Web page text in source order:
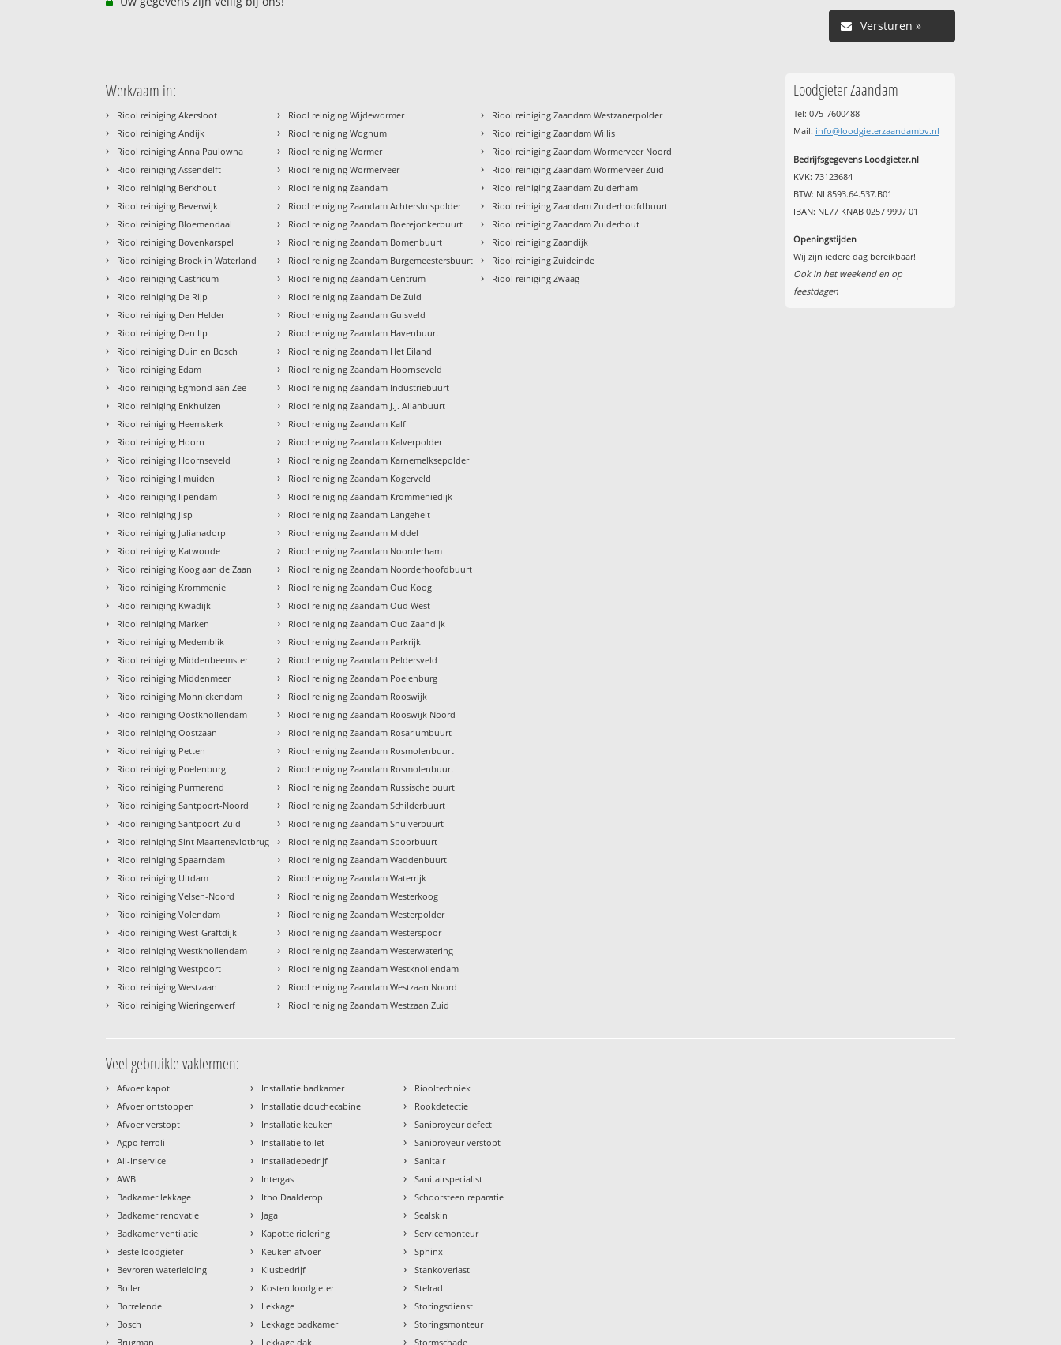
Versturen »
Werkzaam in:
› Riool reiniging Akersloot
› Riool reiniging Andijk
› Riool reiniging Anna Paulowna
› Riool reiniging Assendelft
› Riool reiniging Berkhout
› Riool reiniging Beverwijk
› Riool reiniging Bloemendaal
› Riool reiniging Bovenkarspel
› Riool reiniging Broek in Waterland
› Riool reiniging Castricum
› Riool reiniging De Rijp
› Riool reiniging Den Helder
› Riool reiniging Den Ilp
› Riool reiniging Duin en Bosch
› Riool reiniging Edam
› Riool reiniging Egmond aan Zee
› Riool reiniging Enkhuizen
› Riool reiniging Heemskerk
› Riool reiniging Hoorn
› Riool reiniging Hoornseveld
› Riool reiniging IJmuiden
› Riool reiniging Ilpendam
› Riool reiniging Jisp
› Riool reiniging Julianadorp
› Riool reiniging Katwoude
› Riool reiniging Koog aan de Zaan
› Riool reiniging Krommenie
› Riool reiniging Kwadijk
› Riool reiniging Marken
› Riool reiniging Medemblik
› Riool reiniging Middenbeemster
› Riool reiniging Middenmeer
› Riool reiniging Monnickendam
› Riool reiniging Oostknollendam
› Riool reiniging Oostzaan
› Riool reiniging Petten
› Riool reiniging Poelenburg
› Riool reiniging Purmerend
› Riool reiniging Santpoort-Noord
› Riool reiniging Santpoort-Zuid
› Riool reiniging Sint Maartensvlotbrug
› Riool reiniging Spaarndam
› Riool reiniging Uitdam
› Riool reiniging Velsen-Noord
› Riool reiniging Volendam
› Riool reiniging West-Graftdijk
› Riool reiniging Westknollendam
› Riool reiniging Westpoort
› Riool reiniging Westzaan
› Riool reiniging Wieringerwerf
› Riool reiniging Wijdewormer
› Riool reiniging Wognum
› Riool reiniging Wormer
› Riool reiniging Wormerveer
› Riool reiniging Zaandam
› Riool reiniging Zaandam Achtersluispolder
› Riool reiniging Zaandam Boerejonkerbuurt
› Riool reiniging Zaandam Bomenbuurt
› Riool reiniging Zaandam Burgemeestersbuurt
› Riool reiniging Zaandam Centrum
› Riool reiniging Zaandam De Zuid
› Riool reiniging Zaandam Guisveld
› Riool reiniging Zaandam Havenbuurt
› Riool reiniging Zaandam Het Eiland
› Riool reiniging Zaandam Hoornseveld
› Riool reiniging Zaandam Industriebuurt
› Riool reiniging Zaandam J.J. Allanbuurt
› Riool reiniging Zaandam Kalf
› Riool reiniging Zaandam Kalverpolder
› Riool reiniging Zaandam Karnemelksepolder
› Riool reiniging Zaandam Kogerveld
› Riool reiniging Zaandam Krommeniedijk
› Riool reiniging Zaandam Langeheit
› Riool reiniging Zaandam Middel
› Riool reiniging Zaandam Noorderham
› Riool reiniging Zaandam Noorderhoofdbuurt
› Riool reiniging Zaandam Oud Koog
› Riool reiniging Zaandam Oud West
› Riool reiniging Zaandam Oud Zaandijk
› Riool reiniging Zaandam Parkrijk
› Riool reiniging Zaandam Peldersveld
› Riool reiniging Zaandam Poelenburg
› Riool reiniging Zaandam Rooswijk
› Riool reiniging Zaandam Rooswijk Noord
› Riool reiniging Zaandam Rosariumbuurt
› Riool reiniging Zaandam Rosmolenbuurt
› Riool reiniging Zaandam Rosmolenbuurt
› Riool reiniging Zaandam Russische buurt
› Riool reiniging Zaandam Schilderbuurt
› Riool reiniging Zaandam Snuiverbuurt
› Riool reiniging Zaandam Spoorbuurt
› Riool reiniging Zaandam Waddenbuurt
› Riool reiniging Zaandam Waterrijk
› Riool reiniging Zaandam Westerkoog
› Riool reiniging Zaandam Westerpolder
› Riool reiniging Zaandam Westerspoor
› Riool reiniging Zaandam Westerwatering
› Riool reiniging Zaandam Westknollendam
› Riool reiniging Zaandam Westzaan Noord
› Riool reiniging Zaandam Westzaan Zuid
› Riool reiniging Zaandam Westzanerpolder
› Riool reiniging Zaandam Willis
› Riool reiniging Zaandam Wormerveer Noord
› Riool reiniging Zaandam Wormerveer Zuid
› Riool reiniging Zaandam Zuiderham
› Riool reiniging Zaandam Zuiderhoofdbuurt
› Riool reiniging Zaandam Zuiderhout
› Riool reiniging Zaandijk
› Riool reiniging Zuideinde
› Riool reiniging Zwaag
Loodgieter Zaandam
Tel: 075-7600488
Mail: info@loodgieterzaandambv.nl
Bedrijfsgegevens Loodgieter.nl
KVK: 73123684
BTW: NL8593.64.537.B01
IBAN: NL77 KNAB 0257 9997 01
Openingstijden
Wij zijn iedere dag bereikbaar!
Ook in het weekend en op
feestdagen
Veel gebruikte vaktermen:
› Afvoer kapot
› Afvoer ontstoppen
› Afvoer verstopt
› Agpo ferroli
› All-Inservice
› AWB
› Badkamer lekkage
› Badkamer renovatie
› Badkamer ventilatie
› Beste loodgieter
› Bevroren waterleiding
› Boiler
› Borrelende
› Bosch
› Brugman
› Installatie badkamer
› Installatie douchecabine
› Installatie keuken
› Installatie toilet
› Installatiebedrijf
› Intergas
› Itho Daalderop
› Jaga
› Kapotte riolering
› Keuken afvoer
› Klusbedrijf
› Kosten loodgieter
› Lekkage
› Lekkage badkamer
› Lekkage dak
› Riooltechniek
› Rookdetectie
› Sanibroyeur defect
› Sanibroyeur verstopt
› Sanitair
› Sanitairspecialist
› Schoorsteen reparatie
› Sealskin
› Servicemonteur
› Sphinx
› Stankoverlast
› Stelrad
› Storingsdienst
› Storingsmonteur
› Stormschade